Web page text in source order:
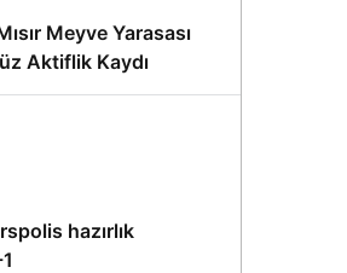
Meyve Yarasası
Aktiflik Kaydı
hazırlık